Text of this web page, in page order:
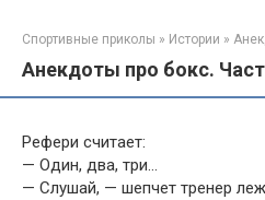
Спортивные приколы » Истории »
Анекдоты про бокс.
Рефери считает:
— Один, два, три…
— Слушай, — шепчет тренер